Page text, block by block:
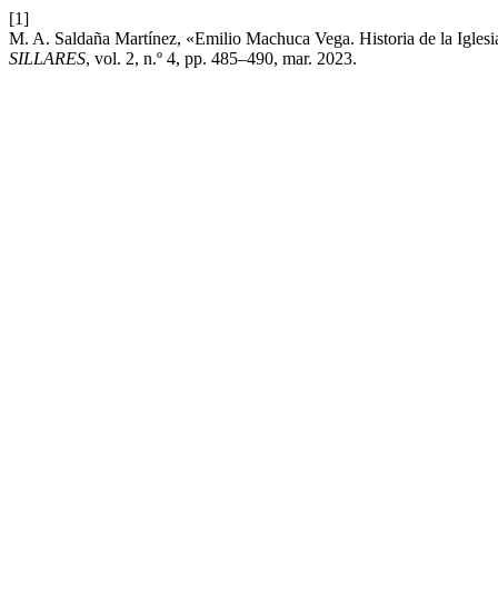
[1]
M. A. Saldaña Martínez, «Emilio Machuca Vega. Historia de la
SILLARES, vol. 2, n.º 4, pp. 485–490, mar. 2023.